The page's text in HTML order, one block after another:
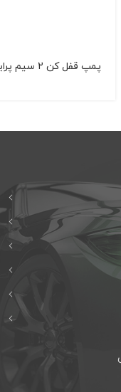
پمپ قفل كن 2 سیم پراید